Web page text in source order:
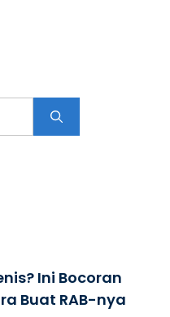
Ini Bocoran
Buat RAB-nya